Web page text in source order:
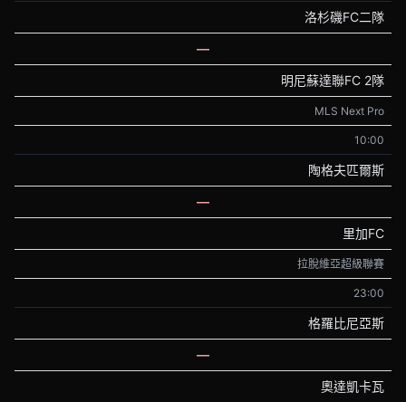
洛杉磯FC二隊
—
明尼蘇達聯FC 2隊
MLS Next Pro
10:00
陶格夫匹爾斯
—
里加FC
拉脫維亞超級聯賽
23:00
格羅比尼亞斯
—
奧達凱卡瓦